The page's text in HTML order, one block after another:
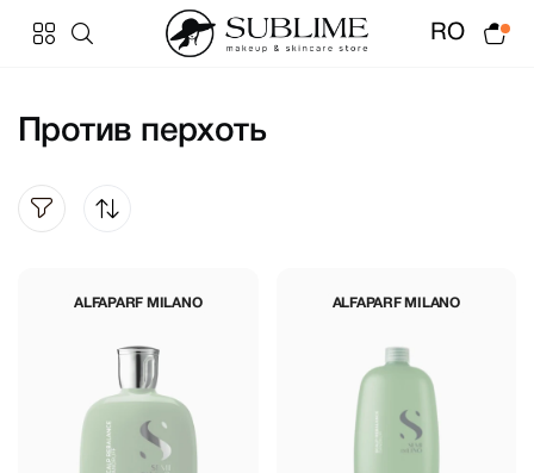
RO
Против перхоть
ALFAPARF MILANO ALFAPARF MILANO